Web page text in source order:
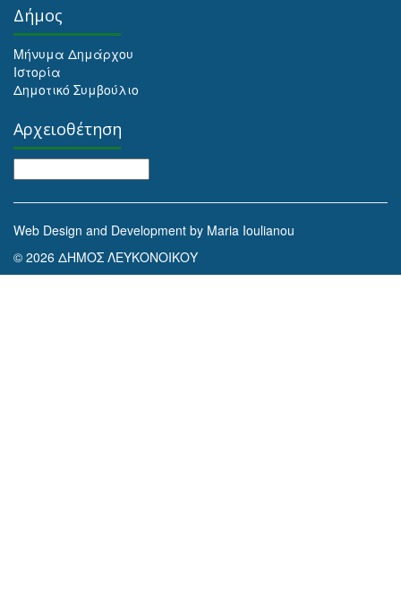
Δήμος
Μήνυμα Δημάρχου
Ιστορία
Δημοτικό Συμβούλιο
Αρχειοθέτηση
Web Design and Development by Maria Ioulianou
© 2026 ΔΗΜΟΣ ΛΕΥΚΟΝΟΙΚΟΥ